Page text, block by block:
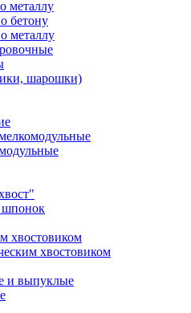
металлу
бетону
металлу
шарошки)
шпонок
хвостовиком
хвостовиком
и выпуклые